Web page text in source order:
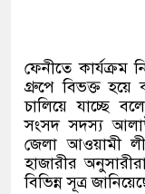
ফেনীতে কার্যক্রম
গ্রুপে বিভক্ত
চালিয়ে যাচ্ছে
সংসদ সদস্য
জেলা আওয়ামী
হাজারীর
বিভিন্ন সূত্র